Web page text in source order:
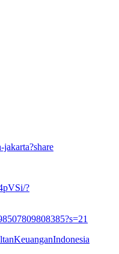
jakarta?share
?